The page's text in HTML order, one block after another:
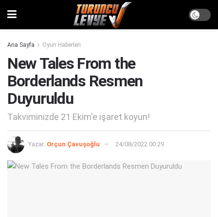
Ana Sayfa Oyun Haberleri
New Tales From the
Borderlands Resmen
Duyuruldu
Takviminizde 21 Ekim'e işaret koyun!
Yazar: Orçun Çavuşoğlu 24/08/2022 00:29